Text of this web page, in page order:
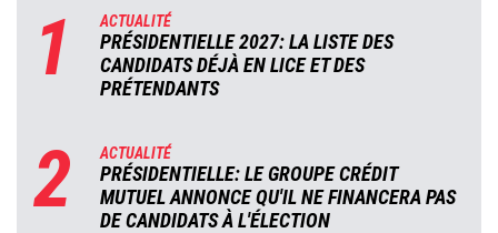
1 ACTUALITÉ
PRÉSIDENTIELLE 2027: LA LISTE DES
CANDIDATS DÉJÀ EN LICE ET DES
PRÉTENDANTS
2 ACTUALITÉ
PRÉSIDENTIELLE: LE GROUPE CRÉDIT
MUTUEL ANNONCE QU'IL NE FINANCERA PAS
DE CANDIDATS À L'ÉLECTION